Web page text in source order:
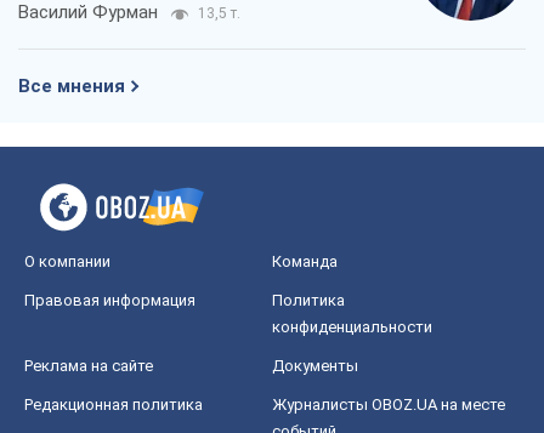
Василий Фурман 13,5 т.
Все мнения
О компании Команда
Правовая информация
Политика
конфиденциальности
Реклама на сайте Документы
Редакционная политика
Журналисты OBOZ.UA на месте